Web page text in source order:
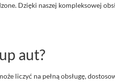
Dzięki naszej kompleksowej
aut?
liczyć na pełną obsługę,